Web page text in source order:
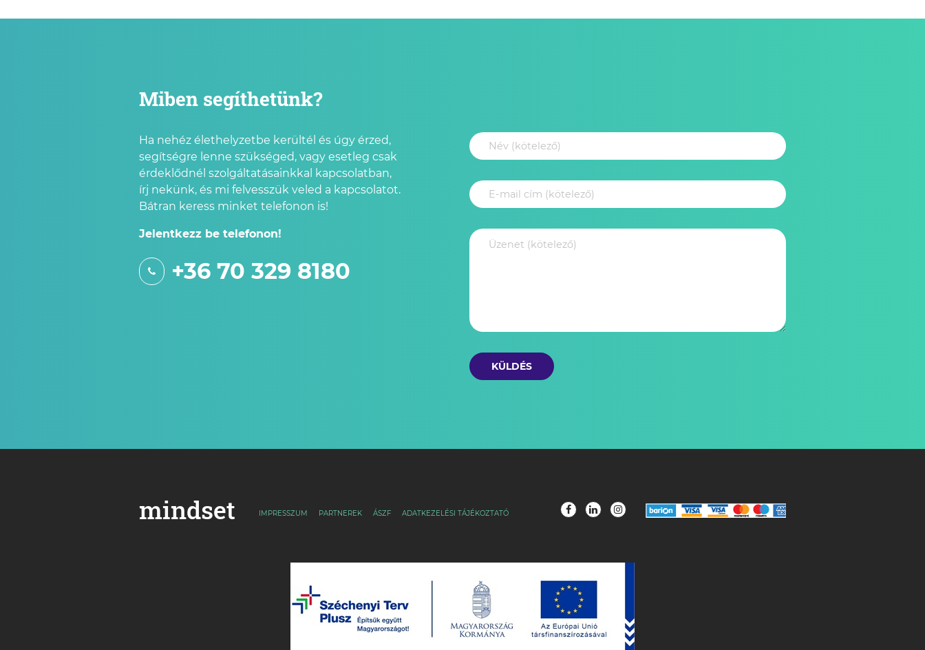
Miben segíthetünk?
Ha nehéz élethelyzetbe kerültél és úgy érzed,
segítségre lenne szükséged, vagy esetleg csak
érdeklődnél szolgáltatásainkkal kapcsolatban,
írj nekünk, és mi felvesszük veled a kapcsolatot.
Bátran keress minket telefonon is!
Jelentkezz be telefonon!
+36 70 329 8180
KÜLDÉS
mindset IMPRESSZUM PARTNEREK ÁSZF ADATKEZELÉSI TÁJÉKOZTATÓ